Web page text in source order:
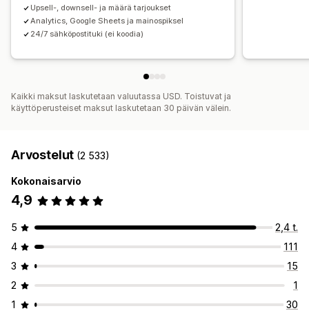
Etusijakäsittely
A/B-testaus Klikkausasteet Konversioasteet
Upsell-, downsell- ja määrä tarjoukset
Analytics, Google Sheets ja mainospiksel
24/7 sähköpostituki (ei koodia)
Kaikki maksut laskutetaan valuutassa USD. Toistuvat ja
käyttöperusteiset maksut laskutetaan 30 päivän välein.
Arvostelut (2 533)
Kokonaisarvio
4,9
5
2,4 t.
4
111
3
15
2
1
1
30